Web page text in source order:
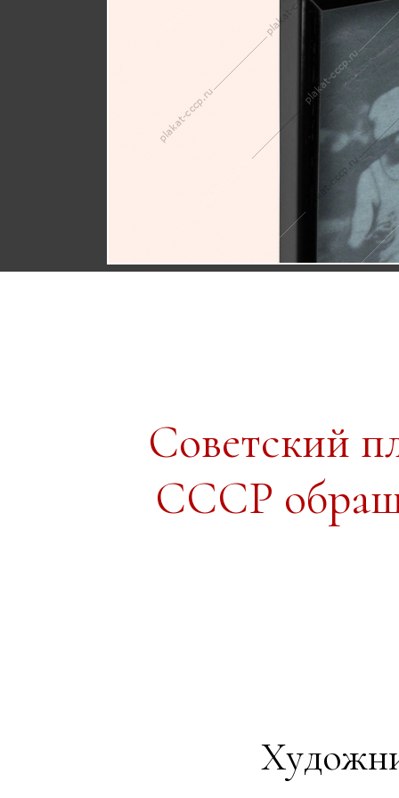
Советский
СССР